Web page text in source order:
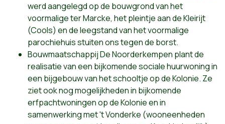
werd aangelegd op de bouwgrond van het
voormalige ter Marcke, het pleintje aan de Kleirijt
(Cools) en de leegstand van het voormalige
parochiehuis stuiten ons tegen de borst.
Bouwmaatschappij De Noorderkempen plant de
realisatie van een bijkomende sociale huurwoning in
een bijgebouw van het schooltje op de Kolonie. Ze
ziet ook nog mogelijkheden in bijkomende
erfpachtwoningen op de Kolonie en in
samenwerking met 't Vonderke (wooneenheden